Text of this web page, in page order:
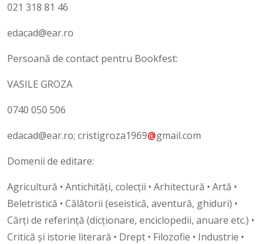
021 318 81 46
edacad@ear.ro
Persoană de contact pentru Bookfest:
VASILE GROZA
0740 050 506
edacad@ear.ro; cristigroza1969@gmail.com
Domenii de editare:
Agricultură • Antichităţi, colecţii • Arhitectură • Artă •
Beletristică • Călătorii (eseistică, aventură, ghiduri) •
Cărţi de referinţă (dicţionare, enciclopedii, anuare etc.) •
Critică şi istorie literară • Drept • Filozofie • Industrie •